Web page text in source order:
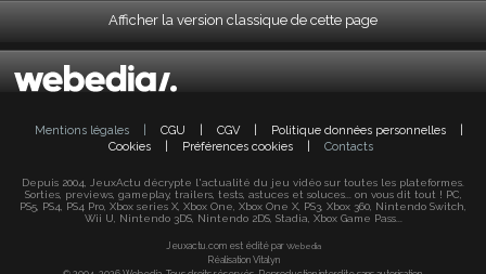
Afficher la version classique de cette page
Mentions légales CGU CGV Politique données personnelles
Cookies
Préférences cookies Contacts
Depuis 2004, JeuxActu décrypte l'actualité du jeu vidéo sur toutes les plateformes.
Sorties, previews, gameplay, trailers, tests, astuces et soluces... on vous dit tout ! PC,
PS5, PS4, PS4 Pro, Xbox series X, Xbox One, Xbox One X, PS3, Xbox 360, Nintendo Switch,
Wii U, Nintendo 3DS, Nintendo 2DS, Stadia, Xbox Game Pass...
Jeuxactu.com est édité par Webedia
Réalisation Vitalyn